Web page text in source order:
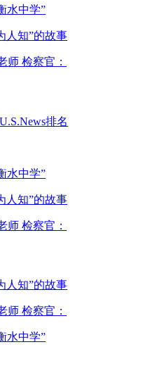
水中学”
人知”的故事
师 检察官：
排名
水中学”
人知”的故事
师 检察官：
人知”的故事
师 检察官：
水中学”